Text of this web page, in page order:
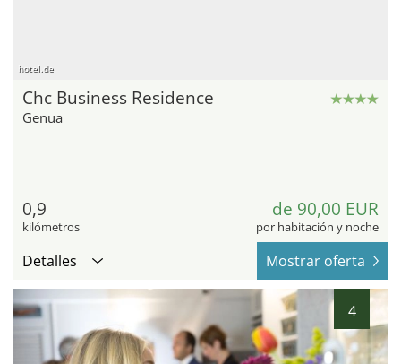
hotel.de
Chc Business Residence
Genua
0,9
kilómetros
de 90,00 EUR
por habitación y noche
Detalles Mostrar oferta
4